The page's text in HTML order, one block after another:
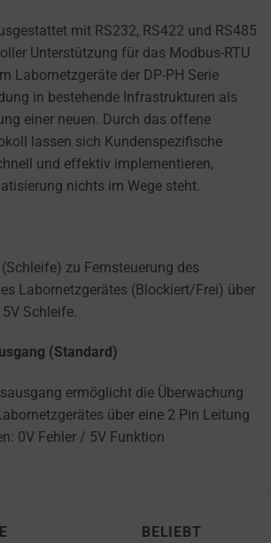
mit RS232, RS422 und RS485
Unterstützung für das Modbus-RTU
Labornetzgeräte der DP-PH Serie
in bestehende Infrastrukturen als
einer neuen. Durch das offene
lassen sich Kundenspezifische
und effektiv implementieren,
nichts im Wege steht.
zu Fernsteuerung des
Labornetzgerätes (Blockiert/Frei) über
Schleife.
(Standard)
ermöglicht die Überwachung
über eine 2 Pin Leitung
0V Fehler / 5V Funktion
BELIEBT